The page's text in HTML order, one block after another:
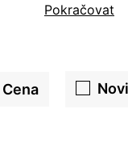
Pokračovat
Cena